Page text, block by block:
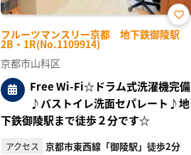
フルーツマンスリー京都 地下鉄御陵駅
2B・1R(No.1109914)
お気
に入
京都市山科区
Free Wi-Fi☆ドラム式洗濯機完備
♪バストイレ洗面セパレート♪地
下鉄御陵駅まで徒歩２分です☆
アクセス 京都市東西線「御陵駅」徒歩2分